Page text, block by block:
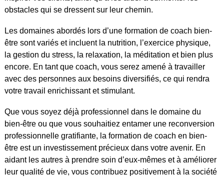
obstacles qui se dressent sur leur chemin.
Les domaines abordés lors d’une formation de coach bien-
être sont variés et incluent la nutrition, l’exercice physique,
la gestion du stress, la relaxation, la méditation et bien plus
encore. En tant que coach, vous serez amené à travailler
avec des personnes aux besoins diversifiés, ce qui rendra
votre travail enrichissant et stimulant.
Que vous soyez déjà professionnel dans le domaine du
bien-être ou que vous souhaitiez entamer une reconversion
professionnelle gratifiante, la formation de coach en bien-
être est un investissement précieux dans votre avenir. En
aidant les autres à prendre soin d’eux-mêmes et à améliorer
leur qualité de vie, vous contribuez positivement à la société